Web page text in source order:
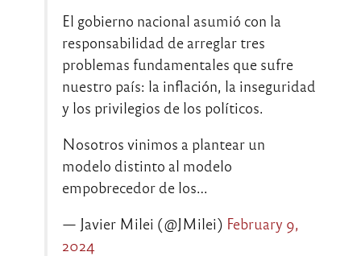
El gobierno nacional asumió con la
responsabilidad de arreglar tres
problemas fundamentales que sufre
nuestro país: la inflación, la inseguridad
y los privilegios de los políticos.
Nosotros vinimos a plantear un
modelo distinto al modelo
empobrecedor de los…
— Javier Milei (@JMilei) February 9,
2024